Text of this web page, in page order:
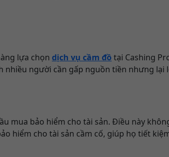
lựa chọn dịch vụ cầm đồ tại Cashing
người cần gấp nguồn tiền nhưng lại
mua bảo hiểm cho tài sản. Điều này
hiểm cho tài sản cầm cố, giúp họ tiết